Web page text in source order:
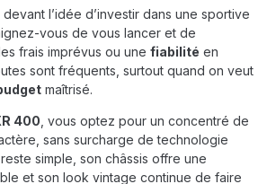
l’idée d’investir dans une sportive
vous de vous lancer et de
frais imprévus ou une fiabilité en
sont fréquents, surtout quand on veut
maîtrisé.
400 , vous optez pour un concentré de
sans surcharge de technologie
simple, son châssis offre une
et son look vintage continue de faire